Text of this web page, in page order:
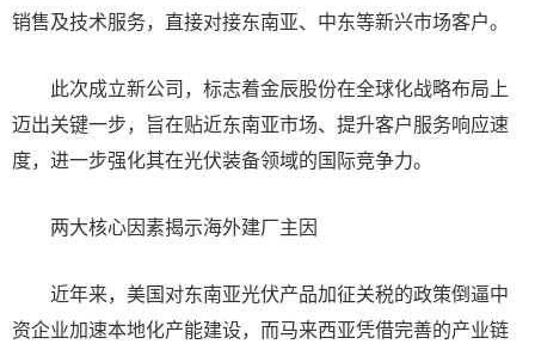
销售及技术服务，直接对接东南亚、中东等新兴市场客户。
此次成立新公司，标志着金辰股份在全球化战略布局上
迈出关键一步，旨在贴近东南亚市场、提升客户服务响应速
度，进一步强化其在光伏装备领域的国际竞争力。
两大核心因素揭示海外建厂主因
近年来，美国对东南亚光伏产品加征关税的政策倒逼中
资企业加速本地化产能建设，而马来西亚凭借完善的产业链